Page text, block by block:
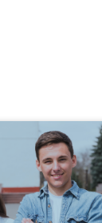
Management des
Développement